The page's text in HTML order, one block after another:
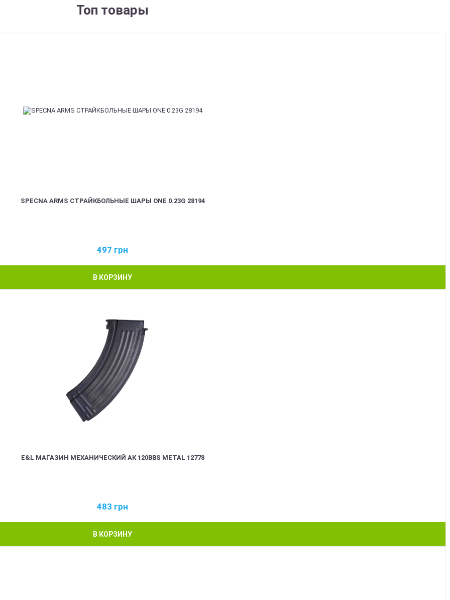
Топ товары
SPECNA ARMS СТРАЙКБОЛЬНЫЕ ШАРЫ ONE 0.23G 28194
497 грн
В КОРЗИНУ
E&L МАГАЗИН МЕХАНИЧЕСКИЙ АК 120BBS METAL 12778
483 грн
В КОРЗИНУ